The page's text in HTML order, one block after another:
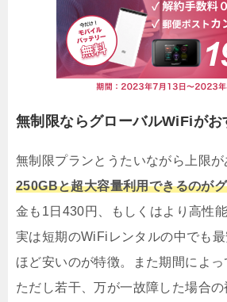
無制限ならグローバルWiFiがお
無制限プランとうたいながら上限
250GBと超大容量利用できるのが
金も1日430円、もしくはより高性
実は短期のWiFiレンタルの中でも
ほど安いのが特徴。また期間によっ
ただし若干、万が一故障した場合